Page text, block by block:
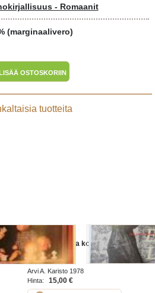
- Romaanit
(marginaalivero)
OSTOSKORIIN
tuotteita
Elisabet Laurila kootut runot
Arvi A. Karisto 1978
Hinta:
15,00 €